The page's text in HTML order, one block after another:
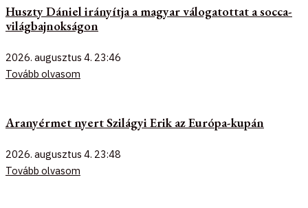
Huszty Dániel irányítja a magyar válogatottat a socca-
világbajnokságon
2026. augusztus 4. 23:46
Tovább olvasom
Aranyérmet nyert Szilágyi Erik az Európa-kupán
2026. augusztus 4. 23:48
Tovább olvasom